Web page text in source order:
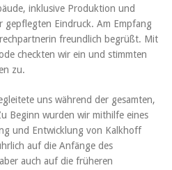
inklusive Produktion und
gepflegten Eindruck. Am Empfang
freundlich begrüßt. Mit
checkten wir ein und stimmten
zu.
uns während der gesamten,
Beginn wurden wir mithilfe eines
und Entwicklung von Kalkhoff
auf die Anfänge des
auch auf die früheren